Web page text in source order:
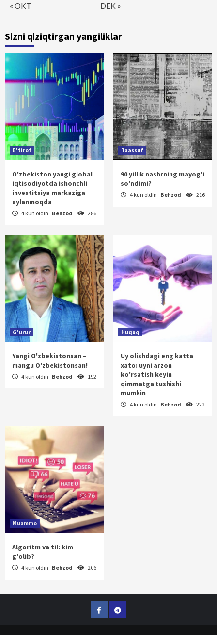
« OKT DEK »
Sizni qiziqtirgan yangiliklar
E'tirof
O'zbekiston yangi global
iqtisodiyotda ishonchli
investitsiya markaziga
aylanmoqda
4 kun oldin Behzod 286
Taassuf
90 yillik nashrning mayog'i
so'ndimi?
4 kun oldin Behzod 216
G'urur
Yangi O'zbekistonsan –
mangu O'zbekistonsan!
4 kun oldin Behzod 192
Huquq
Uy olishdagi eng katta
xato: uyni arzon
ko'rsatish keyin
qimmatga tushishi
mumkin
4 kun oldin Behzod 222
Muammo
Algoritm va til: kim
g'olib?
4 kun oldin Behzod 206
FacebookTelegram